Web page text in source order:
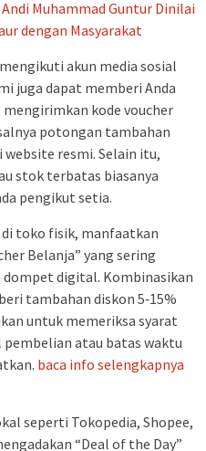
Muhammad Guntur Dinilai
dengan Masyarakat
akun media sosial
juga dapat memberi Anda
mengirimkan kode voucher
potongan tambahan
resmi. Selain itu,
stok terbatas biasanya
pengikut setia.
di toko fisik, manfaatkan
Belanja” yang sering
digital. Kombinasikan
tambahan diskon 5‑15%
untuk memeriksa syarat
atau batas waktu
baca info selengkapnya
seperti Tokopedia, Shopee,
“Deal of the Day”